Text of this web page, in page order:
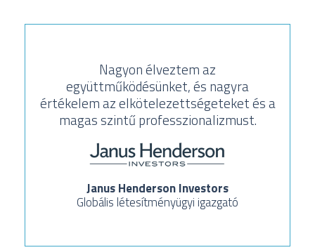
Nagyon élveztem az
együttműködésünket, és nagyra
értékelem az elkötelezettségeteket és a
magas szintű professzionalizmust.
Janus Henderson Investors
Globális létesítményügyi igazgató